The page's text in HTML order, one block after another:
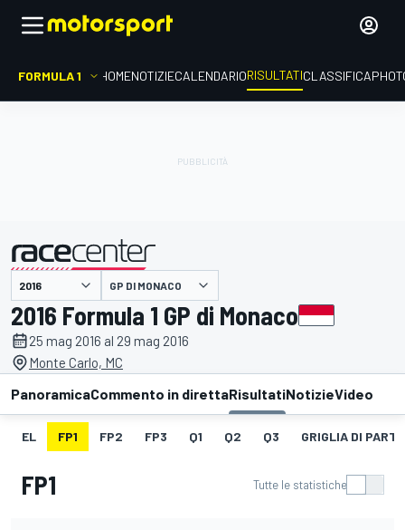
FORMULA 1 HOMENOTIZIECALENDARIORISULTATICLASSIFICA
presentato da GP DI MONACO
2016 Formula 1 GP di Monaco
25 mag 2016 al 29 mag 2016
Monte Carlo, MC
PanoramicaCommento in direttaRisultatiNotizieVideo
EL FP1 FP2 FP3 Q1 Q2 Q3 GRIGLIA DI
FP1 Tutte le statistiche